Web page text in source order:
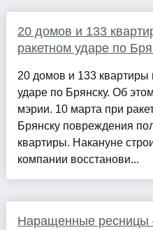
20 домов и 133
ракетном ударе по
20 домов и 133
ударе по Брянску. Об
мэрии. 10 марта при
Брянску повреждения
квартиры. Накануне
компании восстанови...
Наращенные